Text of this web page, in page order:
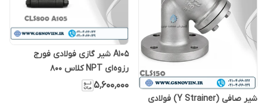
شیر صافی (Y Strainer) فولادی
A105 شیر گازی فولادی فورج
رزوه‌ای NPT کلاس 800
۵٬۶۰۰٬۰۰۰